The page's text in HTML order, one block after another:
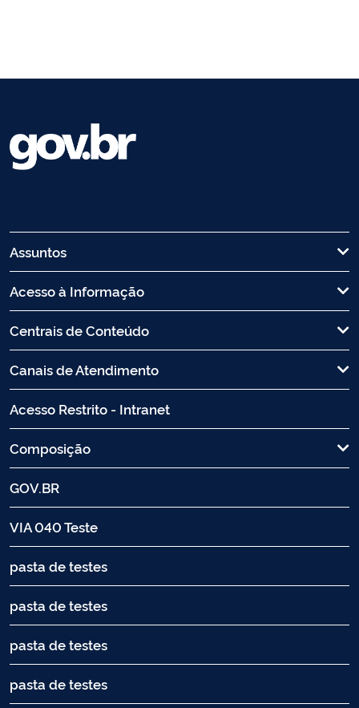
Assuntos
Acesso à Informação
Centrais de Conteúdo
Canais de Atendimento
Acesso Restrito - Intranet
Composição
GOV.BR
VIA 040 Teste
pasta de testes
pasta de testes
pasta de testes
pasta de testes